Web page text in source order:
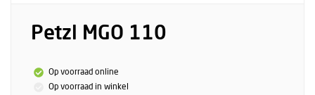
Petzl MGO 110
Op voorraad online
Op voorraad in winkel